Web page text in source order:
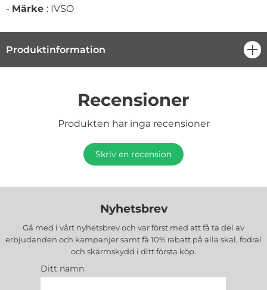
- Märke : IVSO
Produktinformation
Recensioner
Produkten har inga recensioner
Skriv en recension
Nyhetsbrev
Gå med i vårt nyhetsbrev och var först med att få ta del av
erbjudanden och kampanjer samt få 10% rabatt på alla skal, fodral
och skärmskydd i ditt första köp.
Ditt namn